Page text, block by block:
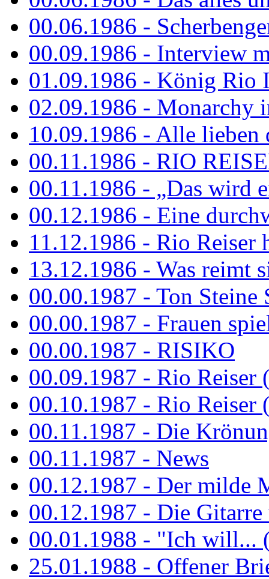
00.06.1986 -
00.09.1986 - Interview
01.09.1986 - König Rio
02.09.1986 - Monarchy
10.09.1986 - Alle lieben
00.11.1986 - RIO
00.11.1986 - „Das wird
00.12.1986 - Eine
11.12.1986 - Rio Reiser
13.12.1986 - Was reimt
00.00.1987 - Ton Steine
00.00.1987 - Frauen
00.00.1987 - RISIKO
00.09.1987 - Rio Reiser
00.10.1987 - Rio Reiser
00.11.1987 - Die
00.11.1987 - News
00.12.1987 - Der milde
00.12.1987 - Die Gitarre
00.01.1988 - "Ich will...
25.01.1988 - Offener